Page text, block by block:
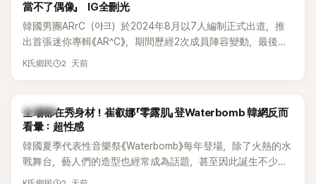
當不了偶像」 IG全刪光
韓國男團ARrC（아크）於2024年8月以7人編制正式出道，推
出首張迷你專輯《AR^C》，期間歷經2次成員陣容變動，最後一
張作品則是2025年11月推出的〈Skiid〉。沒想到出道不到2年，
當錯愕。
K氏鄉民 2 天前
K-POP
全場都在秀身材！崔叡娜「零露肌」登Waterbomb 韓網反而
看暈：超性感
韓國夏季代表性音樂祭《Waterbomb》每年登場，除了火熱的水
戰舞台，藝人們的造型也經常成為話題，甚至因此誕生不少
「Waterbomb女神」、「Waterbomb男神」。過去包括泫雅、宣